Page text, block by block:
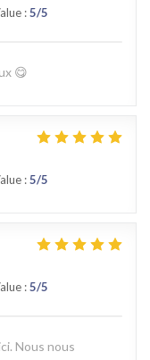
:5/5
😋
:5/5
:5/5
Nous nous